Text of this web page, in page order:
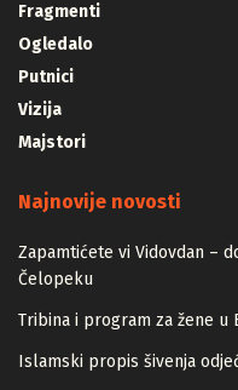
Fragmenti
Ogledalo
Putnici
Vizija
Majstori
Najnovije novosti
Zapamtićete vi Vidovdan –
Čelopeku
Tribina i program za žene u
Islamski propis šivenja